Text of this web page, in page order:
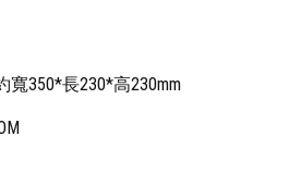
350*長230*高230mm